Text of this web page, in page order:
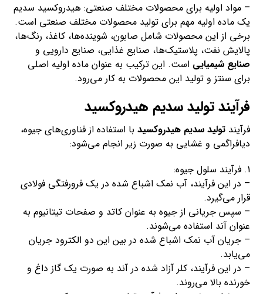
– مواد اولیه برای محصولات مختلف صنعتی: هیدروکسید سدیم
یک ماده اولیه مهم برای تولید محصولات مختلف صنعتی است.
برخی از این محصولات شامل صابون، شوینده‌ها، کاغذ، رنگ‌ها،
پالایش نفت، پلاستیک‌ها، صنایع غذایی، صنایع دارویی و
صنایع شیمیایی است. این ترکیب به عنوان ماده اولیه اصلی
برای سنتز و تولید این محصولات به کار می‌رود.
فرآیند تولید سدیم هیدروکسید
فرآیندتولید سدیم هیدروکسید با استفاده از فناوری‌های جیوه،
دیافراگمی و غشایی به صورت زیر انجام می‌شود:
1. فرآیند سلول جیوه:
– در این فرآیند، آب نمک اشباع شده در یک فرورفتگی فولادی
قرار می‌گیرد.
– سپس جریانی از جیوه به عنوان کاتد و صفحات تیتانیوم به
عنوان آند استفاده می‌شوند.
– جریان آب نمک اشباع شده در بین این دو الکترود جریان
می‌یابد.
– در این فرآیند، کلر آزاد شده در آند به صورت یک گاز داغ و
خورنده بالا می‌روند.